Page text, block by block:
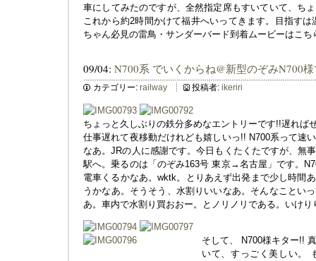
車にしてみたのですが、全然指定席もすいていて、ち
これから約2時間かけて福井へいってきます。目指す
ちゃん必見の雷鳥・サンダーバード到着ムービーはこち
09/04: N700系 でいくからね@新型のぞみN700
カテゴリー: railway 投稿者: ikeriri
ちょっと久しぶりの鉄分多めなエントリーです!!遅れば
仕事遅れて夜移動だけれども嬉しいっ!! N700系って速
なあ。JRの人に感謝です。今日もくたくたですが、無
駅へ。乗るのは「のぞみ163号 東京→名古屋」です。
電車くるかなあ。wktk。とりあえず出発まで少し時間
うかなあ。そうそう、水割りいいなあ。そんなことい
あ。車内で水割り買おおー。とノリノリである。いけり
そして、 N700様キター!!
いて、すっごく美しい。